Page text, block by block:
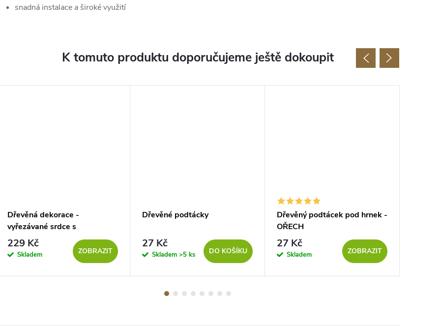
snadná instalace a široké využití
K tomuto produktu doporučujeme ještě dokoupit
Dřevěná dekorace -
vyřezávané srdce s
domečkem, DUB SONOMA
229 Kč
Skladem ZOBRAZIT
Dřevěné podtácky
27 Kč
Skladem >5 ks DO KOŠÍKU
Dřevěný podtácek pod hrnek -
OŘECH
27 Kč
Skladem ZOBRAZIT